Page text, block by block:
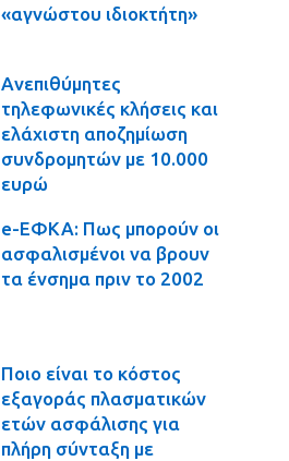
«αγνώστου ιδιοκτήτη»
Ανεπιθύμητες
τηλεφωνικές κλήσεις και
ελάχιστη αποζημίωση
συνδρομητών με 10.000
ευρώ
e-ΕΦΚΑ: Πως μπορούν οι
ασφαλισμένοι να βρουν
τα ένσημα πριν το 2002
Ποιο είναι το κόστος
εξαγοράς πλασματικών
ετών ασφάλισης για
πλήρη σύνταξη με